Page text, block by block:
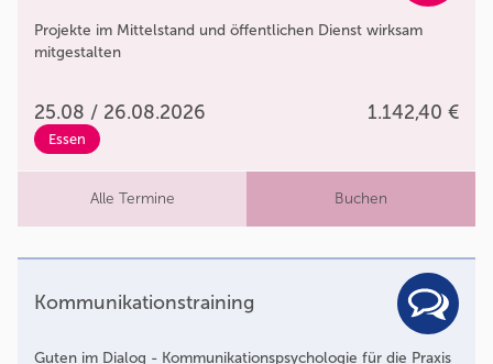
Projekte im Mittelstand und öffentlichen Dienst wirksam
mitgestalten
25.08 / 26.08.2026 1.142,40 €
Essen
Alle Termine Buchen
Kommunikationstraining
Guten im Dialog - Kommunikationspsychologie für die Praxis